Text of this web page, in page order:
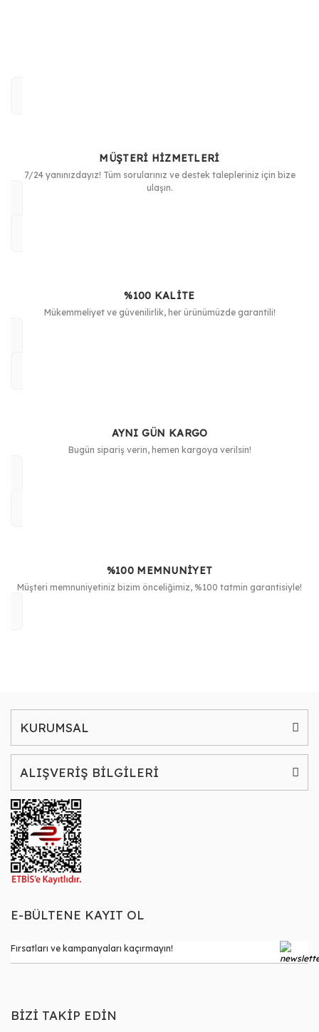
Ürün bilgilerinde hatalar bulunuyor.
Ürün fiyatı diğer sitelerden daha pahalı.
Gönder
MÜŞTERİ HİZMETLERİ
7/24 yanınızdayız! Tüm sorularınız ve destek talepleriniz için bize
ulaşın.
%100 KALİTE
Mükemmeliyet ve güvenilirlik, her ürünümüzde garantili!
AYNI GÜN KARGO
Bugün sipariş verin, hemen kargoya verilsin!
%100 MEMNUNİYET
Müşteri memnuniyetiniz bizim önceliğimiz, %100 tatmin garantisiyle!
KURUMSAL
ALIŞVERİŞ BİLGİLERİ
E-BÜLTENE KAYIT OL
BİZİ TAKİP EDİN